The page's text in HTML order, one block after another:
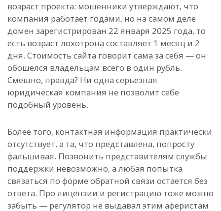
возраст проекта: мошенники утверждают, что
компания работает годами, но на самом деле
домен зарегистрирован 22 января 2025 года, то
есть возраст лохотрона составляет 1 месяц и 2
дня. Стоимость сайта говорит сама за себя — он
обошелся владельцам всего в один рубль.
Смешно, правда? Ни одна серьезная
юридическая компания не позволит себе
подобный уровень.
Более того, контактная информация практически
отсутствует, а та, что представлена, попросту
фальшивая. Позвонить представителям службы
поддержки невозможно, а любая попытка
связаться по форме обратной связи остается без
ответа. Про лицензии и регистрацию тоже можно
забыть — регулятор не выдавал этим аферистам